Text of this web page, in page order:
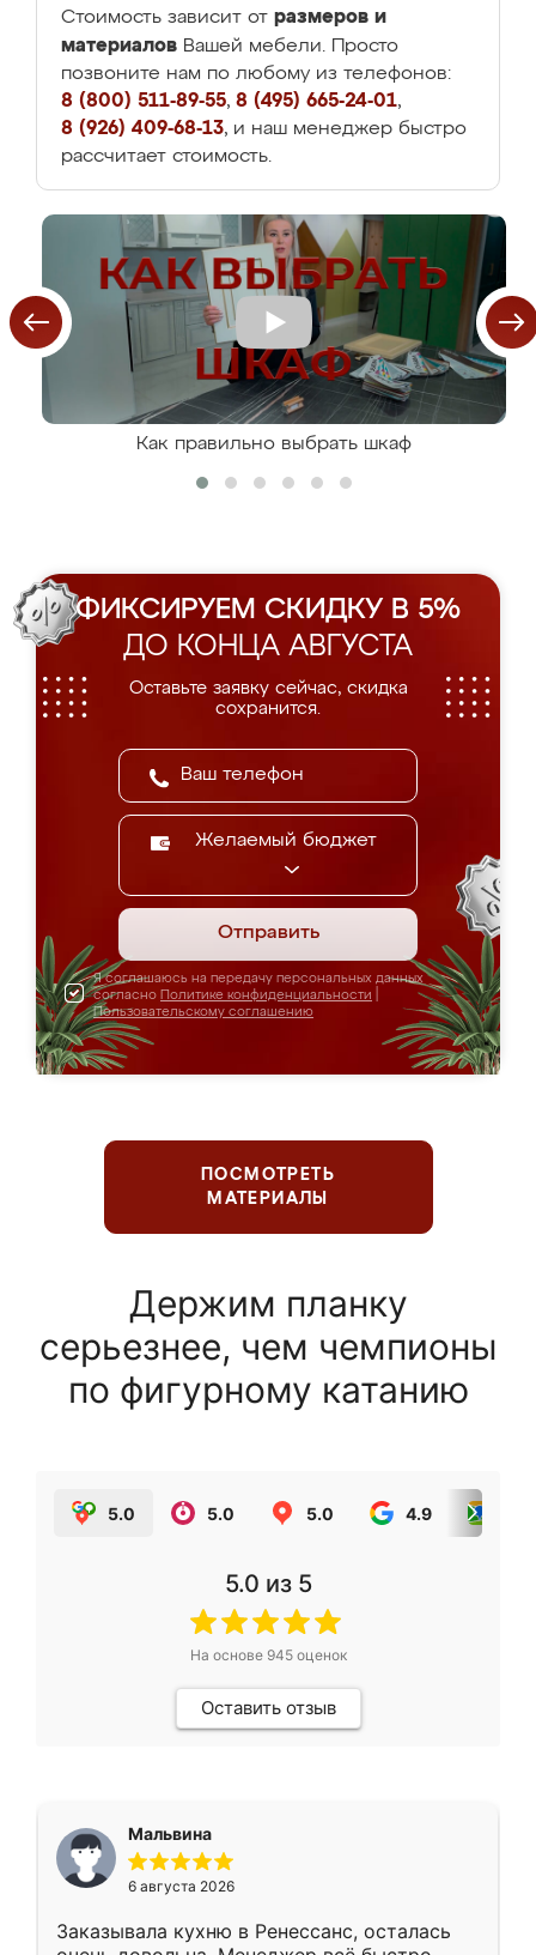
Стоимость зависит от размеров и
материалов Вашей мебели. Просто
позвоните нам по любому из телефонов:
8 (800) 511-89-55, 8 (495) 665-24-01,
8 (926) 409-68-13, и наш менеджер быстро
рассчитает стоимость.
Как правильно выбрать шкаф
ФИКСИРУЕМ СКИДКУ В 5%
ДО КОНЦА АВГУСТА
Оставьте заявку сейчас, скидка
сохранится.
Желаемый бюджет
Отправить
Я соглашаюсь на передачу персональных данных
согласно Политике конфиденциальности
Пользовательскому соглашению
ПОСМОТРЕТЬ
МАТЕРИАЛЫ
Держим планку
серьезнее, чем чемпионы
по фигурному катанию
5.0 5.0 5.0 4.9
5.0 из 5
На основе 945оценок
Оставить отзыв
Мальвина
6 августа 2026
Заказывала кухню в Ренессанс, осталась